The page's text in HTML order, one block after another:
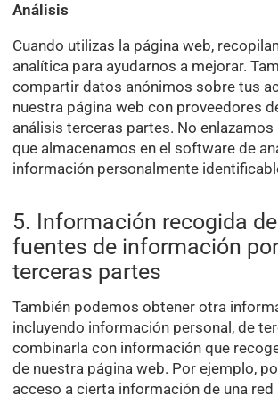
Análisis
Cuando utilizas la página web,
analítica para ayudarnos a mejorar.
compartir datos anónimos sobre tus
nuestra página web con proveedores
análisis terceras partes. No
que almacenamos en el software de
información personalmente
5. Información recogida
fuentes de información
terceras partes
También podemos obtener otra
incluyendo información personal, de
combinarla con información que
de nuestra página web. Por ejemplo,
acceso a cierta información de una